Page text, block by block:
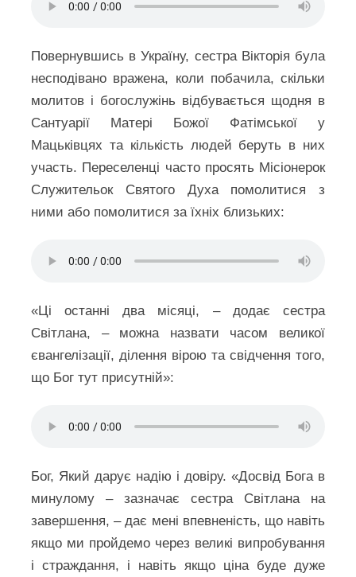
Повернувшись в Україну, сестра Вікторія була
несподівано вражена, коли побачила, скільки
молитов і богослужінь відбувається щодня в
Сантуарії Матері Божої Фатімської у
Мацьківцях та кількість людей беруть в них
участь. Переселенці часто просять Місіонерок
Служительок Святого Духа помолитися з
ними або помолитися за їхніх близьких:
«Ці останні два місяці, – додає сестра
Світлана, – можна назвати часом великої
євангелізації, ділення вірою та свідчення того,
що Бог тут присутній»:
Бог, Який дарує надію і довіру. «Досвід Бога в
минулому – зазначає сестра Світлана на
завершення, – дає мені впевненість, що навіть
якщо ми пройдемо через великі випробування
і страждання, і навіть якщо ціна буде дуже